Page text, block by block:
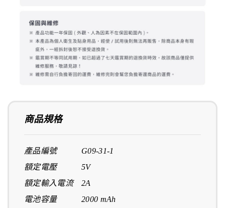
商品規格
產品編號 G09-31-1
額定電壓 5V
額定輸入電流 2A
電池容量 2000 mAh